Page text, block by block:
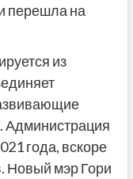
перешла на
из
Администрация
года, вскоре
Новый мэр Гори